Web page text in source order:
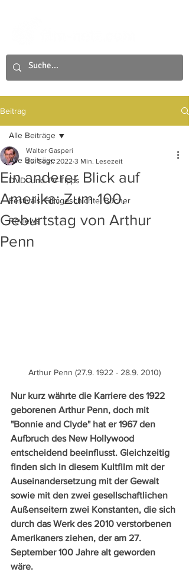
Beitrag
Alle Beiträge
DVD- und TV-Tipps
Festivals, Filmgeschichte, Bücher
Reviews
Alle Beiträge
Ein anderer Blick auf
Amerika: Zum 100.
Geburtstag von Arthur
Penn
Walter Gasperi
25. Sept. 2022 3 Min. Lesezeit
Arthur Penn (27.9. 1922 - 28.9. 2010)
Nur kurz währte die Karriere des 1922
geborenen Arthur Penn, doch mit
"Bonnie and Clyde" hat er 1967 den
Aufbruch des New Hollywood
entscheidend beeinflusst. Gleichzeitig
finden sich in diesem Kultfilm mit der
Auseinandersetzung mit der Gewalt
sowie mit den zwei gesellschaftlichen
Außenseitern zwei Konstanten, die sich
durch das Werk des 2010 verstorbenen
Amerikaners ziehen, der am 27.
September 100 Jahre alt geworden
wäre.